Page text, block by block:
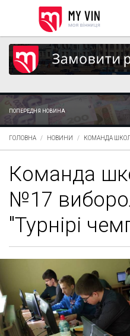
ПОПЕРЕДНЯ НОВИНА
ГОЛОВНА НОВИНИ КОМАНДА
Команда
№17
"Турнірі